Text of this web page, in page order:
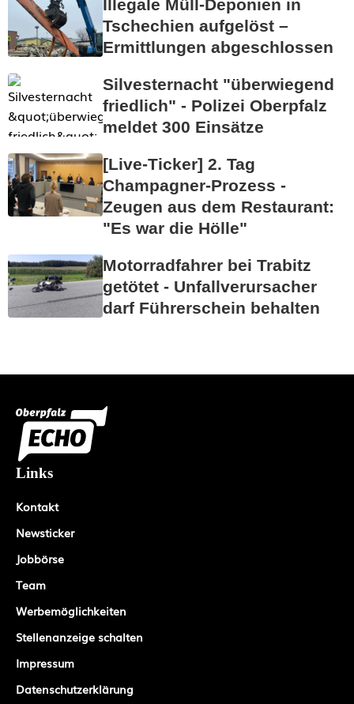
Illegale Müll-Deponien in
Tschechien aufgelöst –
Ermittlungen abgeschlossen
Silvesternacht "überwiegend
friedlich" - Polizei Oberpfalz
meldet 300 Einsätze
[Live-Ticker] 2. Tag
Champagner-Prozess -
Zeugen aus dem Restaurant:
"Es war die Hölle"
Motorradfahrer bei Trabitz
getötet - Unfallverursacher
darf Führerschein behalten
Links
Kontakt
Newsticker
Jobbörse
Team
Werbemöglichkeiten
Stellenanzeige schalten
Impressum
Datenschutzerklärung